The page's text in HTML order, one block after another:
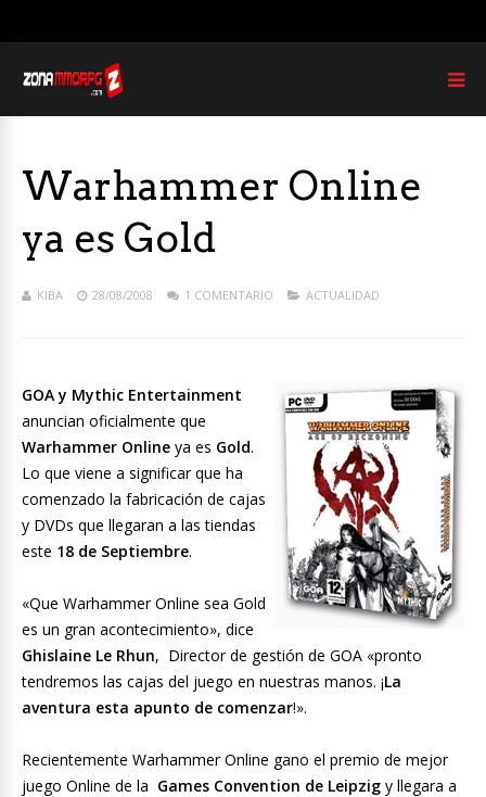
Warhammer Online
ya es Gold
KIBA 28/08/2008 1 COMENTARIO ACTUALIDAD
GOA y Mythic Entertainment
anuncian oficialmente que
Warhammer Online ya es Gold.
Lo que viene a significar que ha
comenzado la fabricación de cajas
y DVDs que llegaran a las tiendas
este 18 de Septiembre.
«Que Warhammer Online sea Gold
es un gran acontecimiento», dice
Ghislaine Le Rhun, Director de gestión de GOA «pronto
tendremos las cajas del juego en nuestras manos. ¡La
aventura esta apunto de comenzar!».
Recientemente Warhammer Online gano el premio de mejor
juego Online de la Games Convention de Leipzig y llegara a